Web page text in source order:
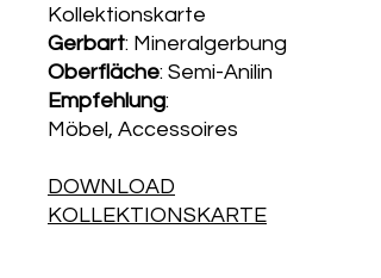
Kollektionskarte
Gerbart: Mineralgerbung
Oberfläche: Semi-Anilin
Empfehlung:
Möbel, Accessoires
DOWNLOAD
KOLLEKTIONSKARTE